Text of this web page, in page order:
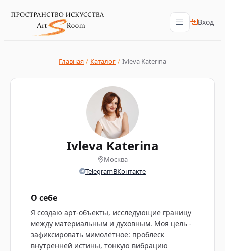
Вход
Главная / Каталог / Ivleva Katerina
Ivleva Katerina
Москва
TelegramВКонтакте
О себе
Я создаю арт-объекты, исследующие границу
между материальным и духовным. Моя цель -
зафиксировать мимолётное: проблеск
внутренней истины, тонкую вибрацию